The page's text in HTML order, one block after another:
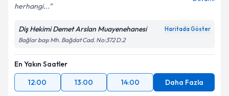
Kişisel verilerimin işlenmesine ilişkin
Aydınlatma
Metni'ni okudum ve kişisel verilerimin belirtilen
kapsamda işlenmesini kabul ediyorum.
Takvim Talebini Gönder
herhangi...
Diş Hekimi Demet Arslan Muayenehanesi Haritada Göster
Bağlar başı Mh. Bağdat Cad. No:372 D.2
En Yakın Saatler
12:00
13:00 14:00 Daha Fazla